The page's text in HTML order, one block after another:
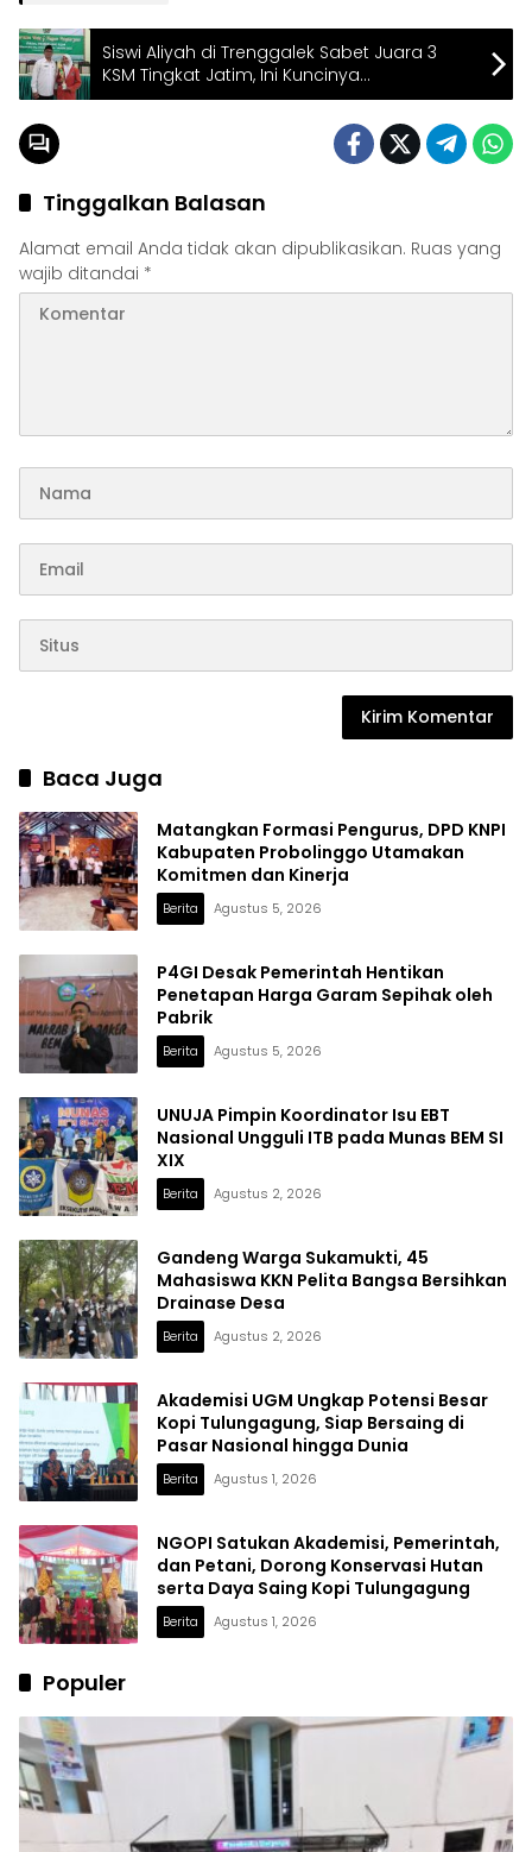
Siswi Aliyah di Trenggalek Sabet Juara 3
KSM Tingkat Jatim, Ini Kuncinya…
Tinggalkan Balasan
Alamat email Anda tidak akan dipublikasikan. Ruas yang
wajib ditandai *
Baca Juga
Matangkan Formasi Pengurus, DPD KNPI
Kabupaten Probolinggo Utamakan
Komitmen dan Kinerja
Berita Agustus 5, 2026
P4GI Desak Pemerintah Hentikan
Penetapan Harga Garam Sepihak oleh
Pabrik
Berita Agustus 5, 2026
UNUJA Pimpin Koordinator Isu EBT
Nasional Ungguli ITB pada Munas BEM SI
XIX
Berita Agustus 2, 2026
Gandeng Warga Sukamukti, 45
Mahasiswa KKN Pelita Bangsa Bersihkan
Drainase Desa
Berita Agustus 2, 2026
Akademisi UGM Ungkap Potensi Besar
Kopi Tulungagung, Siap Bersaing di
Pasar Nasional hingga Dunia
Berita Agustus 1, 2026
NGOPI Satukan Akademisi, Pemerintah,
dan Petani, Dorong Konservasi Hutan
serta Daya Saing Kopi Tulungagung
Berita Agustus 1, 2026
Populer